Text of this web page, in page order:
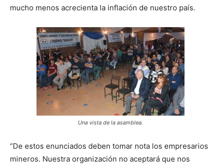
mucho menos acrecienta la inflación de nuestro país.
Una vista de la asamblea.
“De estos enunciados deben tomar nota los empresarios
mineros. Nuestra organización no aceptará que nos